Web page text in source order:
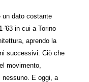
un dato costante
'63 in cui a Torino
aprendo la
successivi. Ciò che
movimento,
E oggi, a